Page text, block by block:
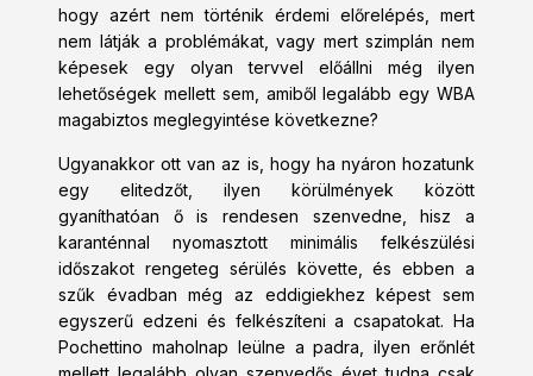
hogy azért nem történik érdemi előrelépés, mert
nem látják a problémákat, vagy mert szimplán nem
képesek egy olyan tervvel előállni még ilyen
lehetőségek mellett sem, amiből legalább egy WBA
magabiztos meglegyintése következne?
Ugyanakkor ott van az is, hogy ha nyáron hozatunk
egy elitedzőt, ilyen körülmények között
gyaníthatóan ő is rendesen szenvedne, hisz a
karanténnal nyomasztott minimális felkészülési
időszakot rengeteg sérülés követte, és ebben a
szűk évadban még az eddigiekhez képest sem
egyszerű edzeni és felkészíteni a csapatokat. Ha
Pochettino maholnap leülne a padra, ilyen erőnlét